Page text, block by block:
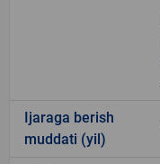
Ijaraga berish
muddati (yil)